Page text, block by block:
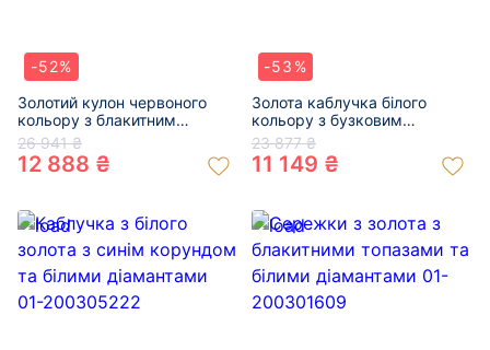
-52%
Золотий кулон червоного
кольору з блакитним
топазом «Овал» 01-
200109675
26 941 ₴
12 888 ₴
-53%
Золота каблучка білого
кольору з бузковим
аметистом та цирконом 01-
200343328
23 877 ₴
11 149 ₴